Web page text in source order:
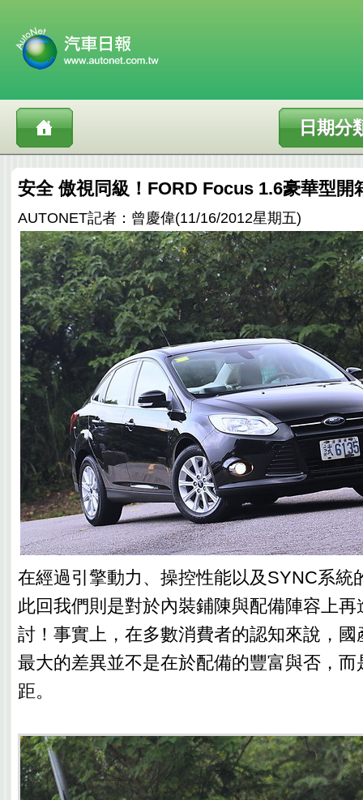
日期分
安全 傲視同級！FORD Focus 1.6豪華型開
AUTONET記者：曾慶偉(11/16/2012星期五)
在經過引擎動力、操控性能以及SYNC系統
此回我們則是對於內裝鋪陳與配備陣容上
討！事實上，在多數消費者的認知來說，
最大的差異並不是在於配備的豐富與否，
距。